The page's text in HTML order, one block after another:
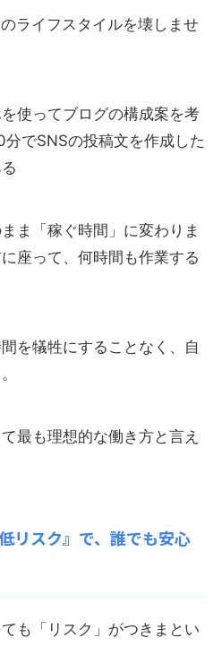
ライフスタイルを壊しませ
使ってブログの構成案を考
でSNSの投稿文を作成した
ま「稼ぐ時間」に変わりま
座って、何時間も作業する
を犠牲にすることなく、自
最も理想的な働き方と言え
リスク』で、誰でも安心
も「リスク」がつきまとい